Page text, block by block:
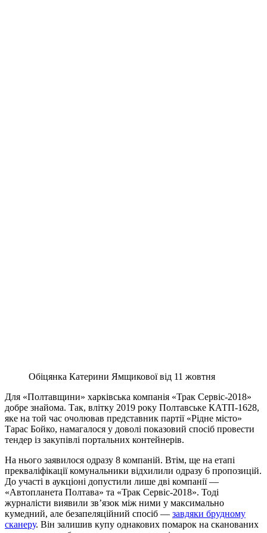
Обіцянка Катерини Ямщикової від 11 жовтня
Для «Полтавщини» харківська компанія «Трак Сервіс-2018»
добре знайома. Так, влітку 2019 року Полтавське КАТП-1628,
яке на той час очолював представник партії «Рідне місто»
Тарас Бойко, намагалося у доволі показовий спосіб провести
тендер із закупівлі портальних контейнерів.
На нього заявилося одразу 8 компаній. Втім, ще на етапі
прекваліфікації комунальники відхилили одразу 6 пропозицій.
До участі в аукціоні допустили лише дві компанії —
«Автопланета Полтава» та «Трак Сервіс-2018». Тоді
журналісти виявили зв’язок між ними у максимально
кумедний, але безапеляційний спосіб — завдяки брудному
сканеру. Він залишив купу однакових помарок на сканованих